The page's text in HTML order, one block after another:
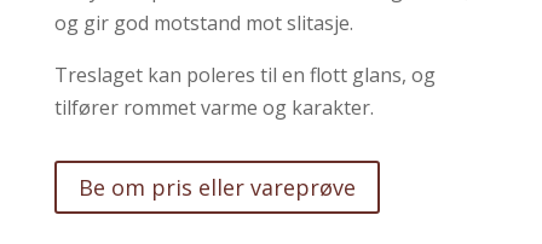
og gir god motstand mot slitasje.
Treslaget kan poleres til en flott glans, og
tilfører rommet varme og karakter.
Be om pris eller vareprøve